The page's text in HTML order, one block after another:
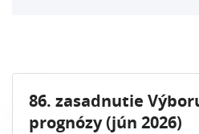
86. zasadnutie
prognózy (jún 2026)